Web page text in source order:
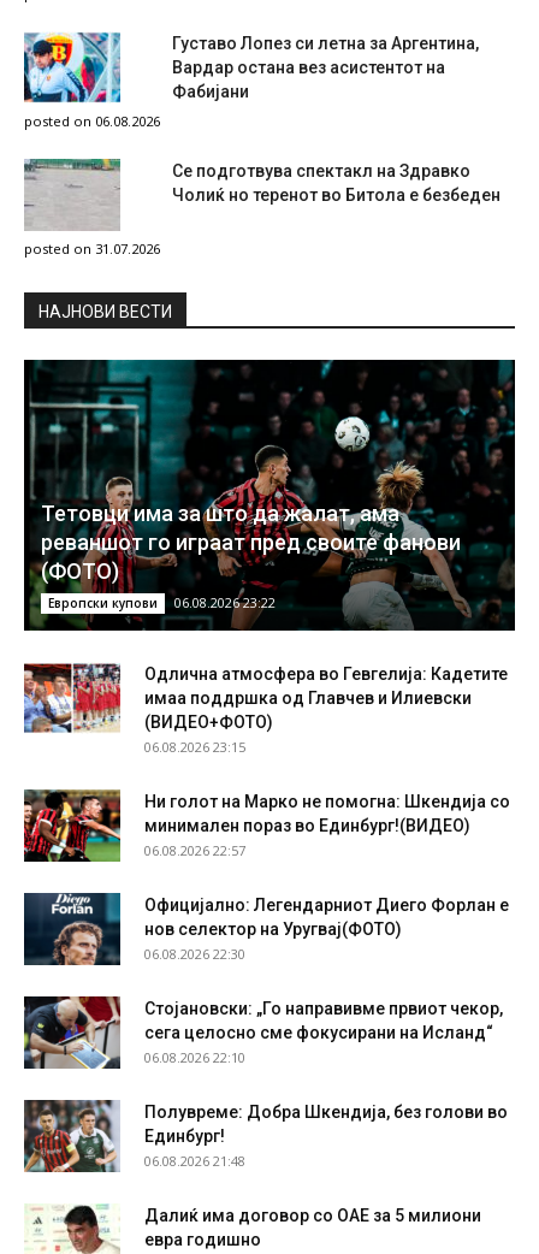
Густаво Лопез си летна за Аргентина,
Вардар остана вез асистентот на
Фабијани
posted on 06.08.2026
Се подготвува спектакл на Здравко
Чолиќ но теренот во Битола е безбеден
posted on 31.07.2026
НAЈНОВИ ВЕСТИ
Тетовци има за што да жалат, ама
реваншот го играат пред своите фанови
(ФОТО)
Европски купови 06.08.2026 23:22
Одлична атмосфера во Гевгелија: Кадетите
имаа поддршка од Главчев и Илиевски
(ВИДЕО+ФОТО)
06.08.2026 23:15
Ни голот на Марко не помогна: Шкендија со
минимален пораз во Единбург!(ВИДЕО)
06.08.2026 22:57
Официјално: Легендарниот Диего Форлан е
нов селектор на Уругвај(ФОТО)
06.08.2026 22:30
Стојановски: „Го направивме првиот чекор,
сега целосно сме фокусирани на Исланд“
06.08.2026 22:10
Полувреме: Добра Шкендија, без голови во
Единбург!
06.08.2026 21:48
Далиќ има договор со ОАЕ за 5 милиони
евра годишно